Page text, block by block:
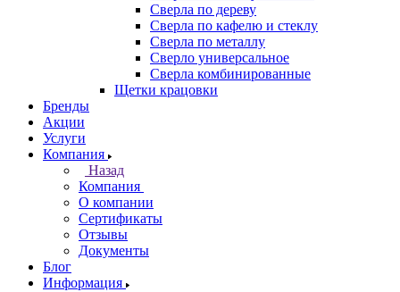
Сверла по дереву
Сверла по кафелю и стеклу
Сверла по металлу
Сверло универсальное
Сверла комбинированные
Щетки крацовки
Бренды
Акции
Услуги
Компания
Назад
Компания
О компании
Сертификаты
Отзывы
Документы
Блог
Информация